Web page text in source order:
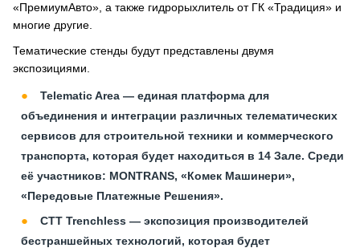
«ПремиумАвто», а также гидрорыхлитель от ГК «Традиция» и
многие другие.
Тематические стенды будут представлены двумя
экспозициями.
Telematic Area — единая платформа для
объединения и интеграции различных телематических
сервисов для строительной техники и коммерческого
транспорта, которая будет находиться в 14 Зале. Среди
её участников: MONTRANS, «Комек Машинери»,
«Передовые Платежные Решения».
CTT Trenchless — экспозиция производителей
бестраншейных технологий, которая будет